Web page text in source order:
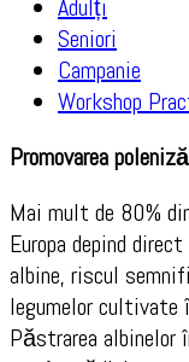
Adulți
Seniori
Campanie
Workshop
Promovarea
Mai mult de 80%
Europa depind
albine, riscul
legumelor cultivate
Păstrarea albinelor